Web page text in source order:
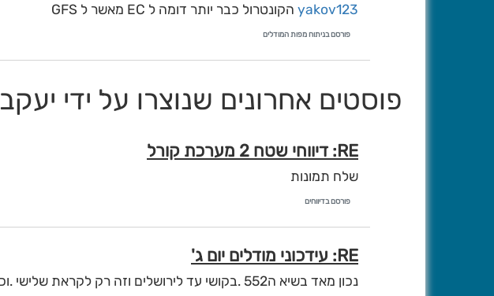
yakov123 הקונטרול כבר יותר דומה ל EC מאשר ל GFS
פורסם בניתוח מפות המודלים
פוסטים אחרונים שנוצרו על ידי יעקב
RE: דיווחי שטח 2 מערכת קורל
שלח תמונות
פורסם בדיווחים
RE: עידכוני מודלים יום ג'
נכון מאד בשיא ה552 .בקושי עד לירושלים וזה רק לקראת שלישי .וכן מתעמק מזרחית לנו